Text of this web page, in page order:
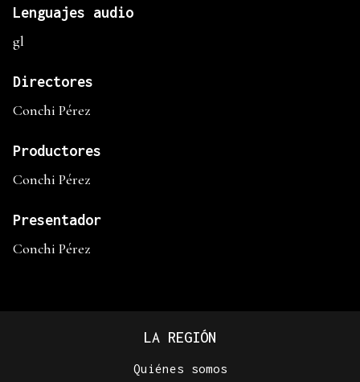
Lenguajes audio
gl
Directores
Conchi Pérez
Productores
Conchi Pérez
Presentador
Conchi Pérez
LA REGIÓN
Quiénes somos